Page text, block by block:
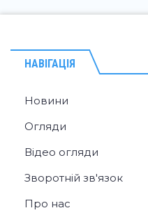
НАВІГАЦІЯ
Новини
Огляди
Відео огляди
Зворотній зв'язок
Про нас